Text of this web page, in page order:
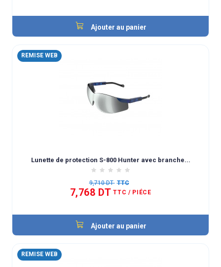
Ajouter au panier
REMISE WEB
Lunette de protection S-800 Hunter avec branche...
9,710 DT TTC
7,768 DT TTC / PIÉCE
Ajouter au panier
REMISE WEB